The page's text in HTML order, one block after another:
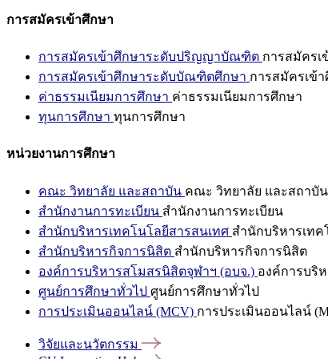
การสมัครเข้าศึกษา
การสมัครเข้าศึกษาระดับปริญญาบัณฑิต การสมัคร
การสมัครเข้าศึกษาระดับบัณฑิตศึกษา การสมัครเข้
ค่าธรรมเนียมการศึกษา ค่าธรรมเนียมการศึกษา
ทุนการศึกษา ทุนการศึกษา
หน่วยงานการศึกษา
คณะ วิทยาลัย และสถาบัน คณะ วิทยาลัย และสถาบัน
สำนักงานการทะเบียน สำนักงานการทะเบียน
สำนักบริหารเทคโนโลยีสารสนเทศ สำนักบริหารเท
สำนักบริหารกิจการนิสิต สำนักบริหารกิจการนิสิต
องค์การบริหารสโมสรนิสิตจุฬาฯ (อบจ.) องค์การบริ
ศูนย์การศึกษาทั่วไป ศูนย์การศึกษาทั่วไป
การประเมินออนไลน์ (MCV) การประเมินออนไลน์
วิจัยและนวัตกรรม